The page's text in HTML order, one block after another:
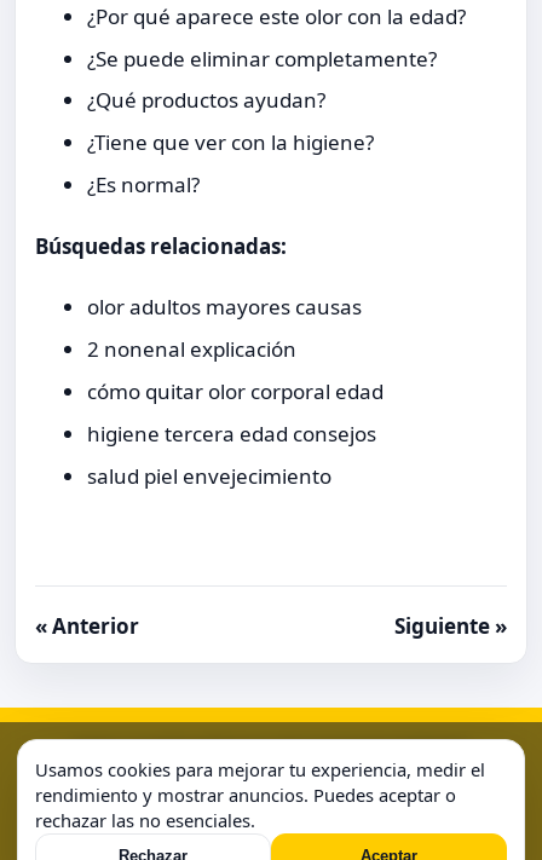
¿Por qué aparece este olor con la edad?
¿Se puede eliminar completamente?
¿Qué productos ayudan?
¿Tiene que ver con la higiene?
¿Es normal?
Búsquedas relacionadas:
olor adultos mayores causas
2 nonenal explicación
cómo quitar olor corporal edad
higiene tercera edad consejos
salud piel envejecimiento
« Anterior Siguiente »
Política de CookiesPolítica de PrivacidadSample Page
Sample Page
Usamos cookies para mejorar tu experiencia, medir el
rendimiento y mostrar anuncios. Puedes aceptar o
rechazar las no esenciales.
Rechazar Aceptar